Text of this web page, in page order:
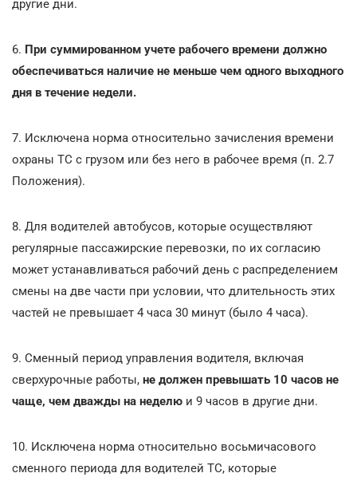
другие дни.
6. При суммированном учете рабочего времени должно
обеспечиваться наличие не меньше чем одного выходного
дня в течение недели.
7. Исключена норма относительно зачисления времени
охраны ТС с грузом или без него в рабочее время (п. 2.7
Положения).
8. Для водителей автобусов, которые осуществляют
регулярные пассажирские перевозки, по их согласию
может устанавливаться рабочий день с распределением
смены на две части при условии, что длительность этих
частей не превышает 4 часа 30 минут (было 4 часа).
9. Сменный период управления водителя, включая
сверхурочные работы, не должен превышать 10 часов не
чаще, чем дважды на неделю и 9 часов в другие дни.
10. Исключена норма относительно восьмичасового
сменного периода для водителей ТС, которые